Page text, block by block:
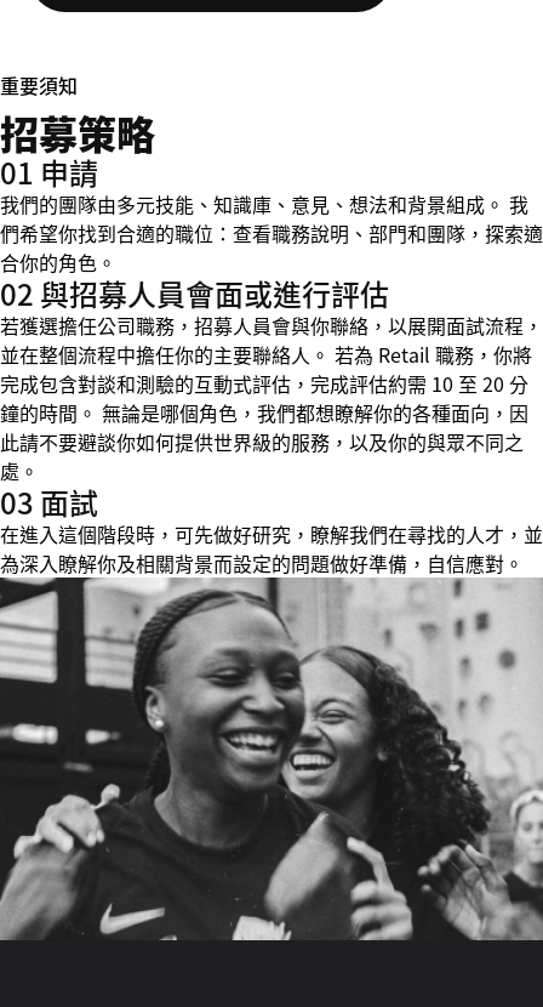
重要須知
招募策略
01 申請
我們的團隊由多元技能、知識庫、意見、想法和背景組成。 我
們希望你找到合適的職位：查看職務說明、部門和團隊，探索適
合你的角色。
02 與招募人員會面或進行評估
若獲選擔任公司職務，招募人員會與你聯絡，以展開面試流程，
並在整個流程中擔任你的主要聯絡人。 若為 Retail 職務，你將
完成包含對談和測驗的互動式評估，完成評估約需 10 至 20 分
鐘的時間。 無論是哪個角色，我們都想瞭解你的各種面向，因
此請不要避談你如何提供世界級的服務，以及你的與眾不同之
處。
03 面試
在進入這個階段時，可先做好研究，瞭解我們在尋找的人才，並
為深入瞭解你及相關背景而設定的問題做好準備，自信應對。